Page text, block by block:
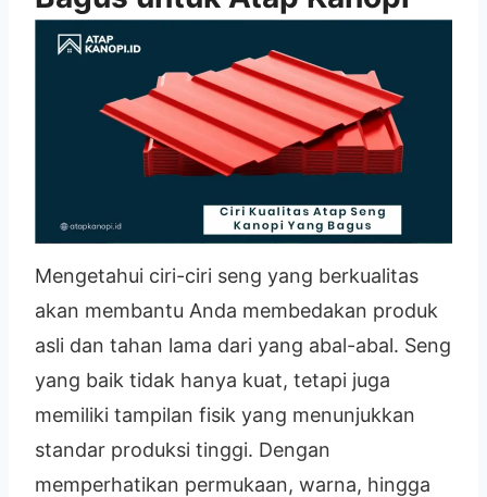
Mengetahui ciri-ciri seng yang berkualitas
akan membantu Anda membedakan produk
asli dan tahan lama dari yang abal-abal. Seng
yang baik tidak hanya kuat, tetapi juga
memiliki tampilan fisik yang menunjukkan
standar produksi tinggi. Dengan
memperhatikan permukaan, warna, hingga